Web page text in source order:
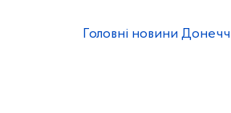
Головні новини